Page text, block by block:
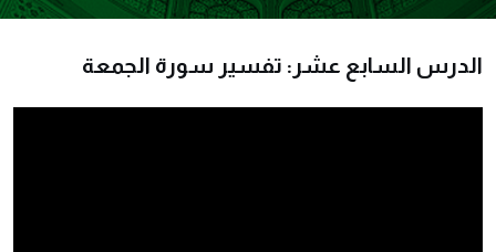
الدرس السابع عشر: تفسير سورة الجمعة